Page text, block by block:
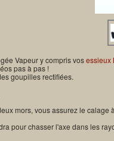
Vapeur y compris vosessieux
pas à pas !
goupilles rectifiées.
mors, vous assurez le calage
pour chasser l'axe dans les